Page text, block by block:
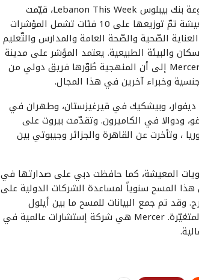
ووفق نتائج المسح في التقرير الاقتصادي الاسبوعي لمجموعة بنك بيبلوس Lebanon This Week، قيّمت
الدراسة المدن على أساس 39 مؤشراً لجودة مستويات المعيشة تمّ توزيعها على 10 فئات تشمل المؤشرات
الصّحية والصّحة العامة والمدارس والتّعليم
والبيئة الطبيعية. يعتمد المؤشر على مدينة
نيويورك كمدينة أساسية، ويُقارن جميع المدن بها. وأشارت Mercer إلى أن المنهجية طُوّرها فريق دولي من
وخبراء آخرين في هذا المجال.
وبيشكيك في قيرغيزستان، وطهران في
ودوالا في الكاميرون. وتقدّمت بيروت على
وتأخرت عن القاهرة والجزائر وجيبوتي بين
المعيشة، كما حافظت دبي على صدارتها في
المسح سنوياً لمساعدة الشركات الدولية على
وقد تم جمع البيانات للمسح ما بين أيلول
وتشرين الثاني 2018 وتمّ تحديثها بانتظام وفقاً للظروف المتغيّرة. Mercer هي شركة إستشارات عالمية في